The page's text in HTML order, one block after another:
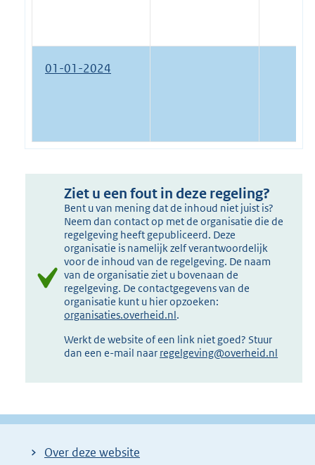
01-01-2024
Ziet u een fout in deze regeling?
Bent u van mening dat de inhoud niet juist is?
Neem dan contact op met de organisatie die de
regelgeving heeft gepubliceerd. Deze
organisatie is namelijk zelf verantwoordelijk
voor de inhoud van de regelgeving. De naam
van de organisatie ziet u bovenaan de
regelgeving. De contactgegevens van de
organisatie kunt u hier opzoeken:
organisaties.overheid.nl.
Werkt de website of een link niet goed? Stuur
dan een e-mail naar regelgeving@overheid.nl
Over deze website